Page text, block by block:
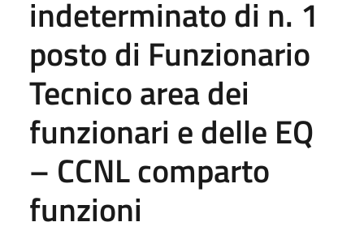
indeterminato di n. 1
posto di Funzionario
Tecnico area dei
funzionari e delle EQ
– CCNL comparto
funzioni